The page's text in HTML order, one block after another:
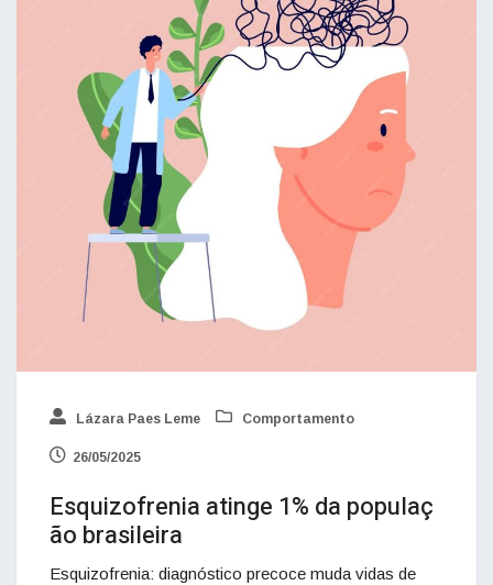
Lázara Paes Leme Comportamento
26/05/2025
Esquizofrenia atinge 1% da populaç
ão brasileira
Esquizofrenia: diagnóstico precoce muda vidas de